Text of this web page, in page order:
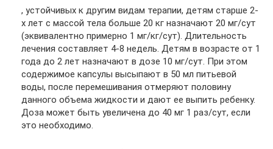
, устойчивых к другим видам терапии, детям старше 2-
х лет с массой тела больше 20 кг назначают 20 мг/сут
(эквивалентно примерно 1 мг/кг/сут). Длительность
лечения составляет 4-8 недель. Детям в возрасте от 1
года до 2 лет назначают в дозе 10 мг/сут. При этом
содержимое капсулы высыпают в 50 мл питьевой
воды, после перемешивания отмеряют половину
данного объема жидкости и дают ее выпить ребенку.
Доза может быть увеличена до 40 мг 1 раз/сут, если
это необходимо.